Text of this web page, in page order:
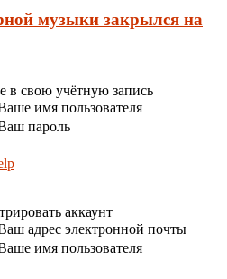
музыки закрылся на
в свою учётную запись
имя пользователя
пароль
аккаунт
адрес электронной почты
имя пользователя